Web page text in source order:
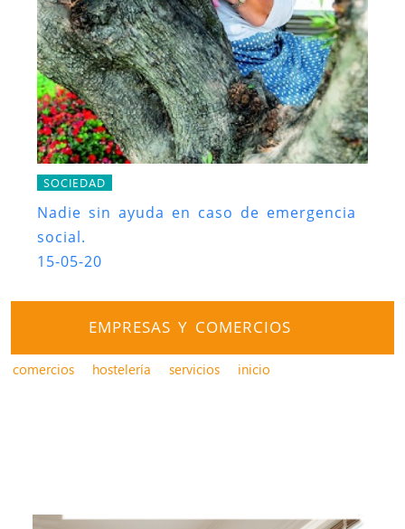
SOCIEDAD
Nadie sin ayuda en caso de emergencia
social.
15-05-20
EMPRESAS Y COMERCIOS
comercios hostelería servicios inicio